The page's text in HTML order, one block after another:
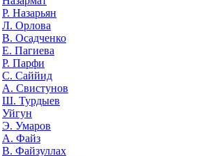
Р. Назарьян
Л. Орлова
В. Осадченко
Е. Пагиева
Р. Парфи
С. Саййид
А. Свистунов
Ш. Турдыев
Уйгун
Э. Умаров
А. Файз
В. Файзуллах